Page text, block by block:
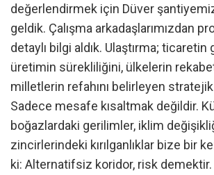
değerlendirmek için Düver
geldik. Çalışma arkadaşlarımızdan
detaylı bilgi aldık. Ulaştırma; ticaretin
üretimin sürekliliğini, ülkelerin
milletlerin refahını belirleyen stratejik
Sadece mesafe kısaltmak değildir.
boğazlardaki gerilimler, iklim
zincirlerindeki kırılganlıklar bize bir
ki: Alternatifsiz koridor, risk demektir.